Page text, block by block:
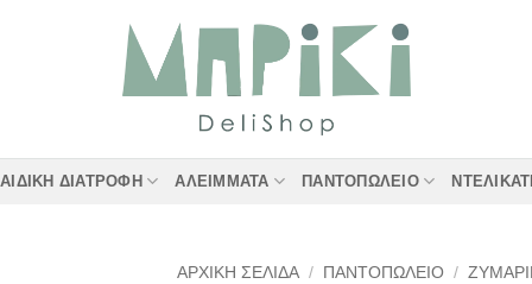
ΔΙΑΤΡΟΦΉ ΑΛΕΊΜΜΑΤΑ ΠΑΝΤΟΠΩΛΕΊΟ
ΑΡΧΙΚΉ ΣΕΛΊΔΑ / ΠΑΝΤΟΠΩΛΕΊΟ /